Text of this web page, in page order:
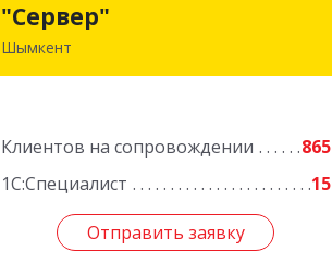
"Сервер"
Шымкент
Клиентов на сопровождении
865
1С:Специалист
15
Отправить заявку
Подробнее
Отправить заявку